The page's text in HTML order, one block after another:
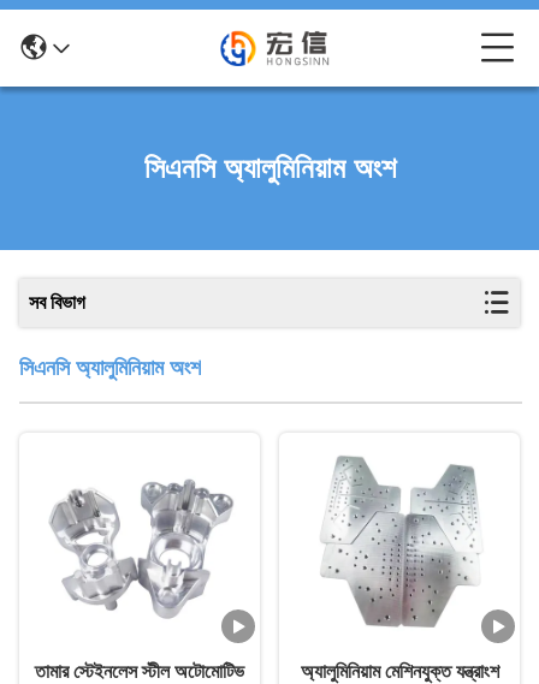
সিএনসি অ্যালুমিনিয়াম অংশ
সব বিভাগ
সিএনসি অ্যালুমিনিয়াম অংশ
তামার স্টেইনলেস স্টীল অটোমোটিভ
অ্যালুমিনিয়াম মেশিনযুক্ত যন্ত্রাংশ